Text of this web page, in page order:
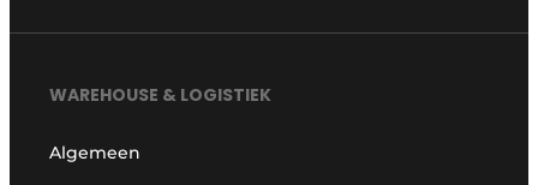
WAREHOUSE & LOGISTIEK
Algemeen